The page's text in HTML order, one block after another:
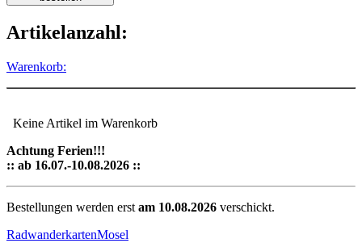
Artikelanzahl:
Warenkorb:
Keine Artikel im Warenkorb
Achtung Ferien!!!
:: ab 16.07.-10.08.2026 ::
Bestellungen werden erst am 10.08.2026 verschickt.
RadwanderkartenMosel